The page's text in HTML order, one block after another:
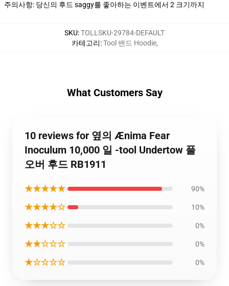
주의사항: 당신의 후드 saggy를 좋아하는 이벤트에서 2 크기까지
SKU:TOLLSKU-29784-DEFAULT
카테고리:Tool 밴드 Hoodie,
What Customers Say
10 reviews for 옆의 Ænima Fear
Inoculum 10,000 일 -tool Undertow 풀
오버 후드 RB1911
★★★★★ 90%
★★★★☆ 10%
★★★☆☆ 0%
★★☆☆☆ 0%
★☆☆☆☆ 0%